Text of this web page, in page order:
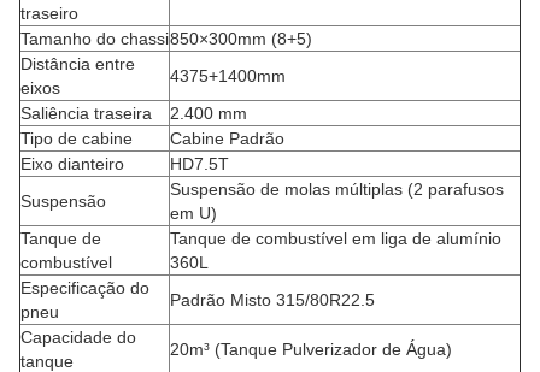
traseiro
Tamanho do chassi850×300mm (8+5)
Distância entre
eixos
4375+1400mm
Saliência traseira
2.400 mm
Tipo de cabine
Cabine Padrão
Eixo dianteiro
HD7.5T
Suspensão
Suspensão de molas múltiplas (2 parafusos
em U)
Tanque de
combustível
Tanque de combustível em liga de alumínio
360L
Especificação do
pneu
Padrão Misto 315/80R22.5
Capacidade do
tanque
20m³ (Tanque Pulverizador de Água)